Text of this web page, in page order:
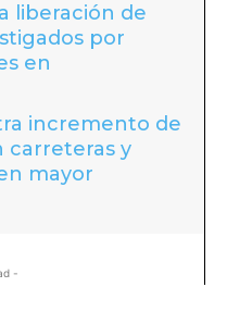
liberación de
por
en
incremento de
carreteras y
mayor
-